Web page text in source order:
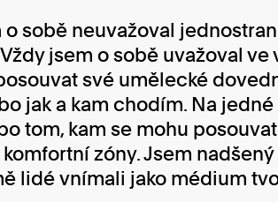
o sobě neuvažoval
jsem o sobě uvažoval
své umělecké
jak a kam chodím. Na
tom, kam se mohu
zóny. Jsem
lidé vnímali jako médium